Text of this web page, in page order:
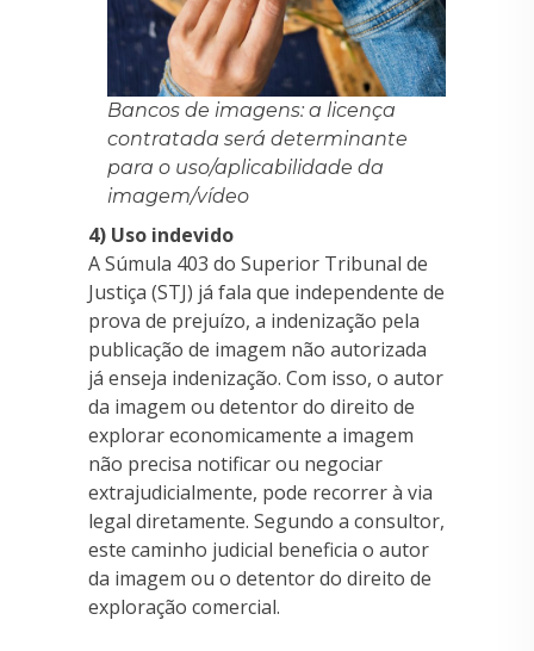
Bancos de imagens: a licença
contratada será determinante
para o uso/aplicabilidade da
imagem/vídeo
4) Uso indevido
A Súmula 403 do Superior Tribunal de
Justiça (STJ) já fala que independente de
prova de prejuízo, a indenização pela
publicação de imagem não autorizada
já enseja indenização. Com isso, o autor
da imagem ou detentor do direito de
explorar economicamente a imagem
não precisa notificar ou negociar
extrajudicialmente, pode recorrer à via
legal diretamente. Segundo a consultor,
este caminho judicial beneficia o autor
da imagem ou o detentor do direito de
exploração comercial.